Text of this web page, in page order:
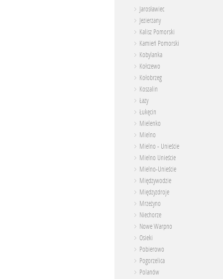
Jarosławiec
Jezierzany
Kalisz Pomorski
Kamień Pomorski
Kobylanka
Kołczewo
Kołobrzeg
Koszalin
Łazy
Łukęcin
Mielenko
Mielno
Mielno - Unieście
Mielno Unieście
Mielno-Unieście
Międzywodzie
Międzyzdroje
Mrzeżyno
Niechorze
Nowe Warpno
Osieki
Pobierowo
Pogorzelica
Polanów